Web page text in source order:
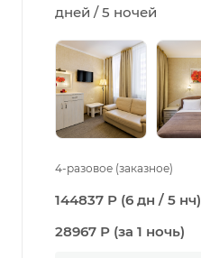
дней / 5 ночей
4-разовое (заказное)
144837 Р (6 дн / 5 нч)
28967 Р (за 1 ночь)